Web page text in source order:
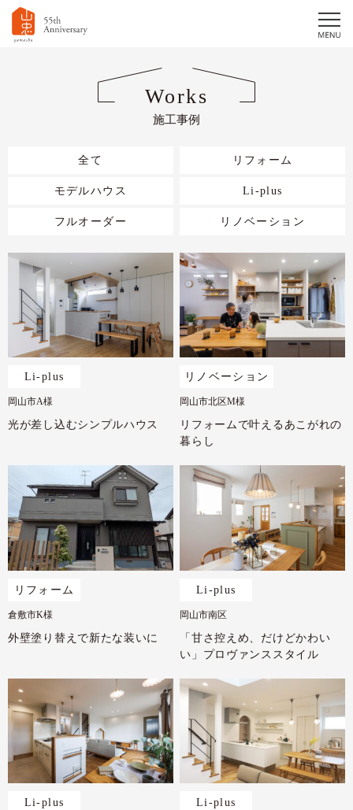
Works
施工事例
全て リフォーム
モデルハウス Li-plus
フルオーダー リノベーション
Li-plus
岡山市A様
光が差し込むシンプルハウス
リノベーション
岡山市北区M様
リフォームで叶えるあこがれの
暮らし
リフォーム
倉敷市K様
外壁塗り替えで新たな装いに
Li-plus
岡山市南区
「甘さ控えめ、だけどかわい
い」プロヴァンススタイル
Li-plus Li-plus